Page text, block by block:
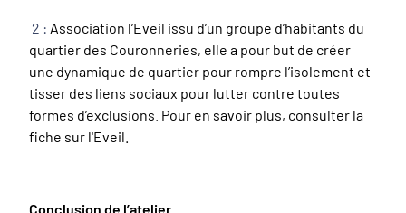
2 : Association l’Eveil issu d’un groupe d’habitants du
quartier des Couronneries, elle a pour but de créer
une dynamique de quartier pour rompre l’isolement et
tisser des liens sociaux pour lutter contre toutes
formes d’exclusions. Pour en savoir plus, consulter la
fiche sur l'Eveil.
Conclusion de l’atelier